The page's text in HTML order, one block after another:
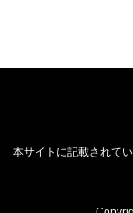
本サイトに記載されて